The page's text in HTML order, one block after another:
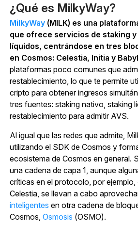
¿Qué es MilkyWay?
MilkyWay (MILK) es una
que ofrece servicios de staking
líquidos, centrándose en tres
en Cosmos: Celestia, Initia y
plataformas poco comunes que
restablecimiento, lo que te permite
cripto para obtener ingresos
tres fuentes: staking nativo, staking
restablecimiento para admitir AVS.
Al igual que las redes que admite,
utilizando el SDK de Cosmos y
ecosistema de Cosmos en general.
una cadena de capa 1, aunque
críticas en el protocolo, por ejemplo,
Celestia, se llevan a cabo
inteligentes en otra cadena de
Cosmos, Osmosis (OSMO).